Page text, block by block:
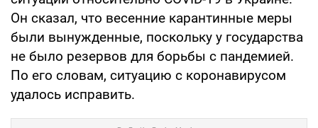
Он сказал, что весенние карантинные меры
были вынужденные, поскольку у государства
не было резервов для борьбы с пандемией.
По его словам, ситуацию с коронавирусом
удалось исправить.